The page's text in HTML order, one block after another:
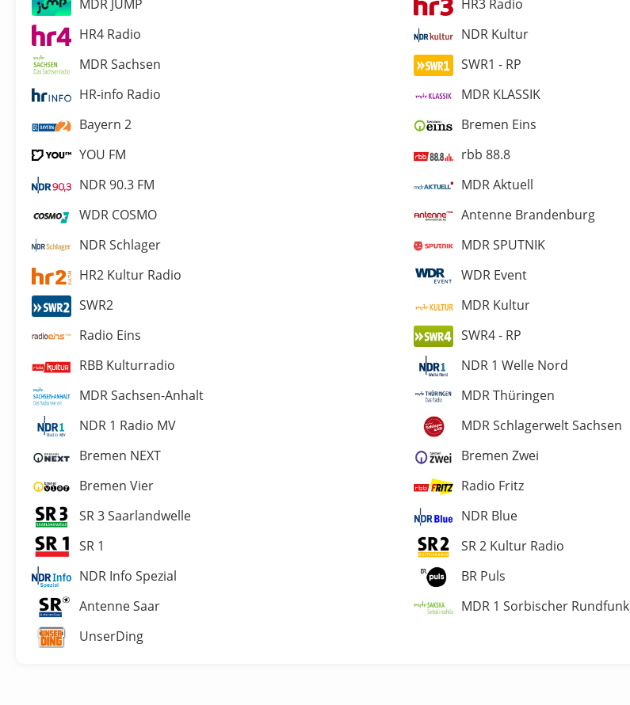
MDR JUMP
HR3 Radio
HR4 Radio
NDR Kultur
MDR Sachsen
SWR1 - RP
HR-info Radio
MDR KLASSIK
Bayern 2
Bremen Eins
YOU FM
rbb 88.8
NDR 90.3 FM
MDR Aktuell
WDR COSMO
Antenne Brandenburg
NDR Schlager
MDR SPUTNIK
HR2 Kultur Radio
WDR Event
SWR2
MDR Kultur
Radio Eins
SWR4 - RP
RBB Kulturradio
NDR 1 Welle Nord
MDR Sachsen-Anhalt
MDR Thüringen
NDR 1 Radio MV
MDR Schlagerwelt Sachsen
Bremen NEXT
Bremen Zwei
Bremen Vier
Radio Fritz
SR 3 Saarlandwelle
NDR Blue
SR 1
SR 2 Kultur Radio
NDR Info Spezial
BR Puls
Antenne Saar
MDR 1 Sorbischer Rundfunk
UnserDing